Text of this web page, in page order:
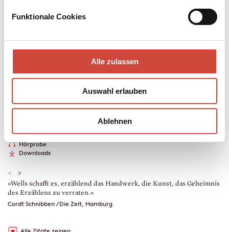
Funktionale Cookies
Alle zulassen
Auswahl erlauben
Ablehnen
Literaturempfehlungen.
erschienen am 24. Juli 2024
* unverb. Preisempfehlung
Leseprobe
Hörprobe
Downloads
Drucken
< >
»Wells schafft es, erzählend das Handwerk, die Kunst, das Geheimnis
des Erzählens zu verraten.«
Cordt Schnibben / Die Zeit, Hamburg